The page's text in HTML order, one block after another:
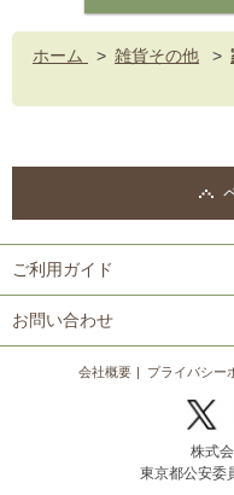
ホーム > 雑貨その他 >
ご利用ガイド
お問い合わせ
会社概要 プライバシー
株式
東京都公安